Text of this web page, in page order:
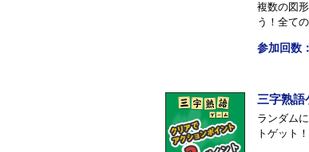
複数の図
う！全て
参加回数
三字熟語
ランダム
トゲット！